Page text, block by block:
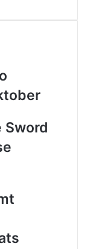
Sword